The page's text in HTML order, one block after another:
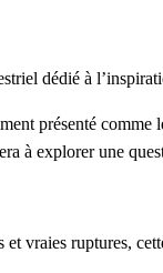
dédié à
présenté
à explorer une
vraies ruptures,